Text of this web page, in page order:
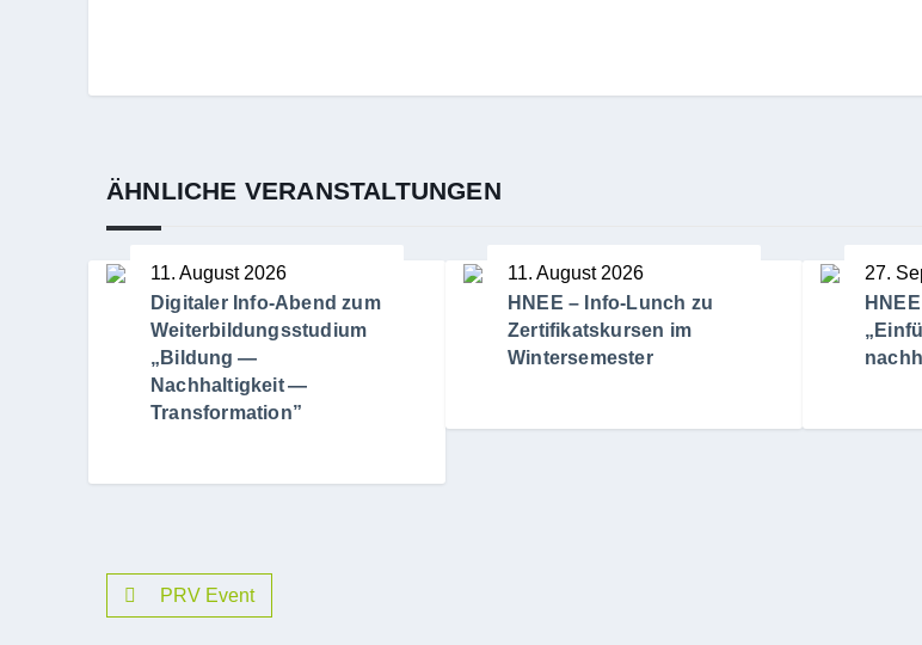
ÄHNLICHE VERANSTALTUNGEN
11. August 2026
Digitaler Info-Abend zum
Weiterbildungsstudium
„Bildung —
Nachhaltigkeit —
Transformation”
11. August 2026
HNEE – Info-Lunch zu
Zertifikatskursen im
Wintersemester
27.
PRV Event